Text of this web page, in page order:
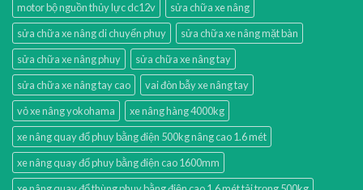
motor bộ nguồn thủy lực dc12v
sửa chữa xe nâng
sửa chữa xe nâng di chuyển phuy
sửa chữa xe nâng mặt bàn
sửa chữa xe nâng phuy
sửa chữa xe nâng tay
sửa chữa xe nâng tay cao
vai đòn bẫy xe nâng tay
vỏ xe nâng yokohama
xe nâng hàng 4000kg
xe nâng quay đổ phuy bằng điện 500kg nâng cao 1.6 mét
xe nâng quay đổ phuy bằng điện cao 1600mm